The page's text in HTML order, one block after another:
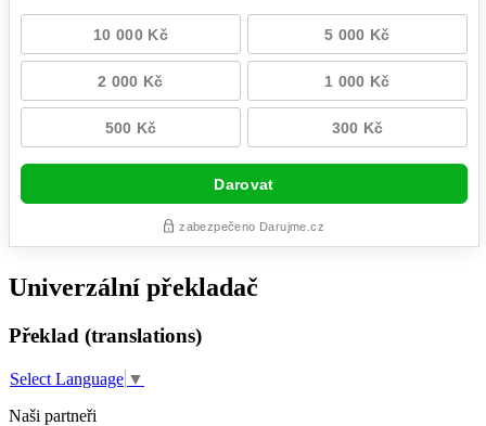
Univerzální překladač
Překlad (translations)
Select Language ▼
Naši partneři